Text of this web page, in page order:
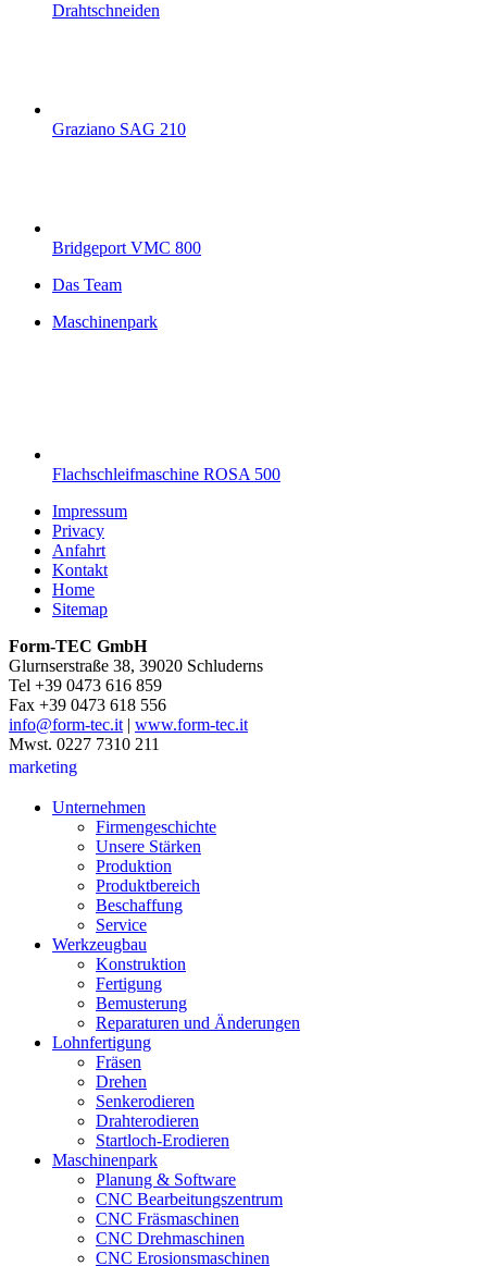
Drahtschneiden
Graziano SAG 210
Bridgeport VMC 800
Das Team
Maschinenpark
Flachschleifmaschine ROSA 500
Impressum
Privacy
Anfahrt
Kontakt
Home
Sitemap
Form-TEC GmbH
Glurnserstraße 38, 39020 Schluderns
Tel +39 0473 616 859
Fax +39 0473 618 556
info@form-tec.it| www.form-tec.it
Mwst. 0227 7310 211
marketing
Unternehmen
Firmengeschichte
Unsere Stärken
Produktion
Produktbereich
Beschaffung
Service
Werkzeugbau
Konstruktion
Fertigung
Bemusterung
Reparaturen und Änderungen
Lohnfertigung
Fräsen
Drehen
Senkerodieren
Drahterodieren
Startloch-Erodieren
Maschinenpark
Planung & Software
CNC Bearbeitungszentrum
CNC Fräsmaschinen
CNC Drehmaschinen
CNC Erosionsmaschinen